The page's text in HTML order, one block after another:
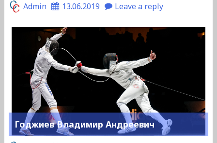
Admin 13.06.2019 Leave a reply
Годжиев Владимир Андреевич